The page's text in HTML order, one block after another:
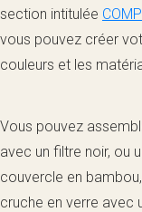
section intitulée
vous pouvez créer
couleurs et les
Vous pouvez
avec un filtre noir, ou
couvercle en
cruche en verre avec